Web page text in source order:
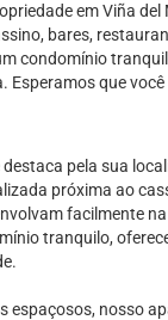
em Viña
bares,
condomínio
Esperamos que
pela sua
próxima ao
facilmente
tranquilo,
espaçosos, nosso